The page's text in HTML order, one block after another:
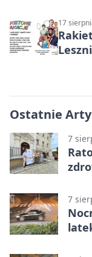
17
Ostatnie
7
7